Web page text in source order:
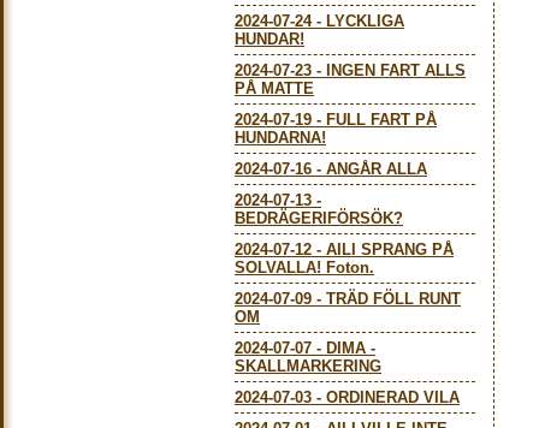
2024-07-24- LYCKLIGA
HUNDAR!
2024-07-23 -
INGEN FART ALLS
PÅ MATTE
2024-07-19 - FULL FART PÅ
HUNDARNA!
2024-07-16 - ANGÅR ALLA
2024-07-13 -
BEDRÄGERIFÖRSÖK?
2024-07-12 - AILI SPRANG PÅ
SOLVALLA! Foton.
2024-07-09 - TRÄD FÖLL RUNT
OM
2024-07-07 - DIMA -
SKALLMARKERING
2024-07-03 - ORDINERAD VILA